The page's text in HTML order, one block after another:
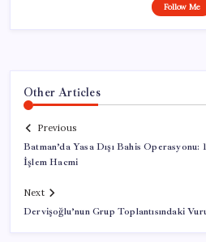
Follow Me
Other Articles
Previous
Batman’da Yasa Dışı Bahis
İşlem Hacmi
Next
Dervişoğlu’nun Grup Toplantısındaki